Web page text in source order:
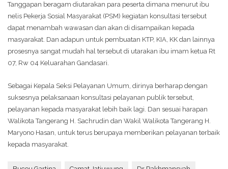
Tanggapan beragam diutarakan para peserta dimana menurut ibu
nelis Pekerja Sosial Masyarakat (PSM) kegiatan konsultasi tersebut
dapat menambah wawasan dan akan di disampaikan kepada
masyarakat. Dan adapun untuk pembuatan KTP, KIA, KK dan lainnya
prosesnya sangat mudah hal tersebut di utarakan ibu imam ketua Rt
07, Rw 04 Keluarahan Gandasari.
Sebagai Kepala Seksi Pelayanan Umum, dirinya berharap dengan
suksesnya pelaksanaan konsultasi pelayanan publik tersebut,
pelayanan kepada masyarakat lebih baik lagi. Dan sesuai harapan
Walikota Tangerang H. Sachrudin dan Wakil Walikota Tangerang H.
Maryono Hasan, untuk terus berupaya memberikan pelayanan terbaik
kepada masyarakat.